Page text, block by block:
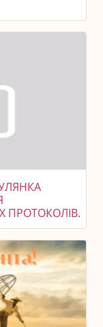
ПРОТОКОЛІВ.